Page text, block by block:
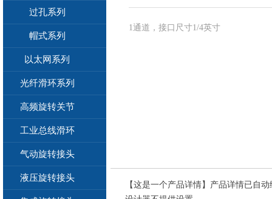
1通道，接口尺寸1/4英寸
【这是一个产品详情】产品详情已自
过孔系列
帽式系列
以太网系列
光纤滑环系列
高频旋转关节
工业总线滑环
气动旋转接头
液压旋转接头